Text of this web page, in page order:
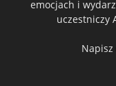
emocjach i
uczestniczy
Napisz